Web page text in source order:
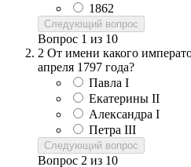
1862
Следующий вопрос
Вопрос 1 из 10
2 От имени какого
апреля 1797 года?
Павла I
Екатерины II
Александра I
Петра III
Следующий вопрос
Вопрос 2 из 10